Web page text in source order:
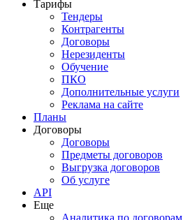
Тарифы
Тендеры
Контрагенты
Договоры
Нерезиденты
Обучение
ПКО
Дополнительные услуги
Реклама на сайте
Планы
Договоры
Договоры
Предметы договоров
Выгрузка договоров
Об услуге
API
Еще